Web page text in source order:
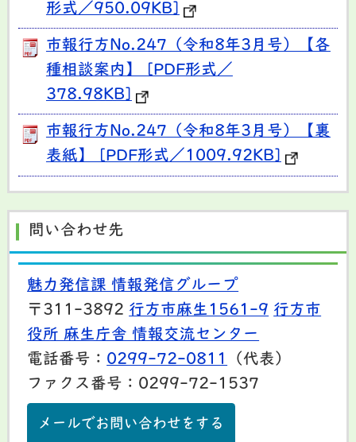
形式／950.09KB]
市報行方No.247（令和8年3月号）【各
種相談案内】 [PDF形式／
378.98KB]
市報行方No.247（令和8年3月号）【裏
表紙】 [PDF形式／1009.92KB]
問い合わせ先
魅力発信課 情報発信グループ
〒311-3892 行方市麻生1561-9 行方市
役所 麻生庁舎 情報交流センター
電話番号： 0299-72-0811
（代表）
ファクス番号：0299-72-1537
メールでお問い合わせをする